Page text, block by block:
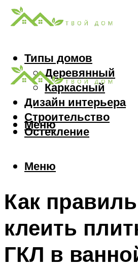
Типы домов
Деревянный
Каркасный
Дизайн интерьера
Строительство
Остекление
Меню
Меню
Как
клеить
ГКЛ в